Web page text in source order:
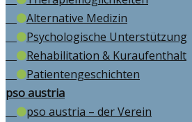
Alternative Medizin
Psychologische Unterstützung
Rehabilitation & Kuraufenthalt
Patientengeschichten
pso austria
pso austria – der Verein